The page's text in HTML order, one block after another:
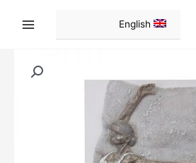
English